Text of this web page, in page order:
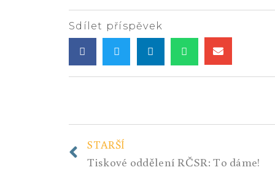
Sdílet příspěvek
STARŠÍ
Tiskové oddělení RČSR: To dáme!